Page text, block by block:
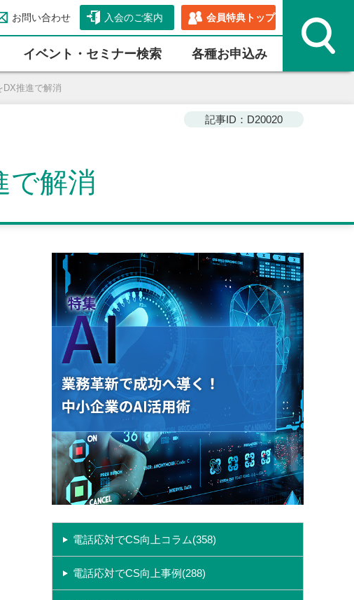
お問い合わせ 入会のご案内 会員特典トップ
イベント・セミナー検索 各種お申込み
DX推進で解消
で解消
記事ID：D20020
電話応対でCS向上コラム(358)
電話応対でCS向上事例(288)